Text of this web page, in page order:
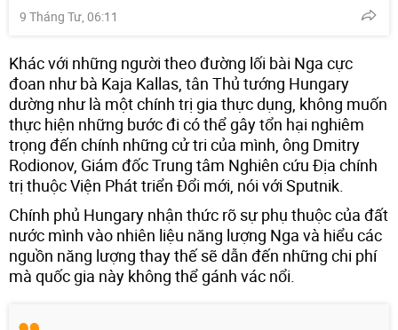
9 Tháng Tư, 06:11
Khác với những người theo đường lối bài Nga cực
đoan như bà Kaja Kallas, tân Thủ tướng Hungary
dường như là một chính trị gia thực dụng, không muốn
thực hiện những bước đi có thể gây tổn hại nghiêm
trọng đến chính những cử tri của mình, ông Dmitry
Rodionov, Giám đốc Trung tâm Nghiên cứu Địa chính
trị thuộc Viện Phát triển Đổi mới, nói với Sputnik.
Chính phủ Hungary nhận thức rõ sự phụ thuộc của đất
nước mình vào nhiên liệu năng lượng Nga và hiểu các
nguồn năng lượng thay thế sẽ dẫn đến những chi phí
mà quốc gia này không thể gánh vác nổi.